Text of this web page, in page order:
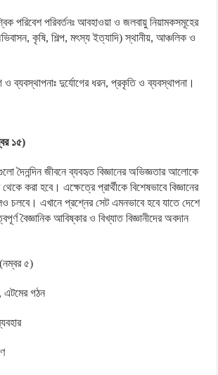
পরিবেশ পরিবর্তনঃ আবহাওয়া ও জলবায়ু নিয়ামকসমূহের
কৃষি, শিল্প, মৎস্য ইত্যাদি) স্থানীয়, আঞ্চলিক ও
ব্যবস্থাপনাঃ দুর্যোগের ধরন, প্রকৃতি ও ব্যবস্থাপনা।
১৫)
দৈনন্দিন জীবনে ব্যবহৃত বিজ্ঞানের অভিজ্ঞতার আলোকে
করা হবে। এক্ষেত্রে প্রার্থীকে বিশেষভাবে বিজ্ঞানের
চলবে। এখানে প্রশ্নের সেট এমনভাবে হবে যাতে দেশে
বৈজ্ঞানিক আবিষ্কার ও বিখ্যাত বিজ্ঞানীদের অবদান
৫)
এটমের গঠন